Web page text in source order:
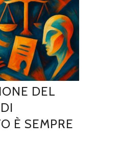
DEL
È SEMPRE